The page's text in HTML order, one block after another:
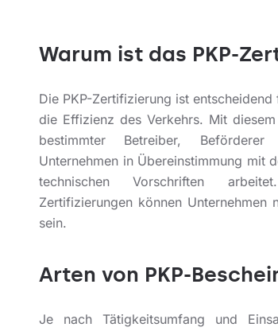
Warum ist das PKP-
Die PKP-Zertifizierung ist
die Effizienz des Verkehrs. Mit
bestimmter Betreiber,
Unternehmen in Übereinstimmung mit
technischen Vorschriften
Zertifizierungen können
sein.
Arten von PKP-
Je nach Tätigkeitsumfang und